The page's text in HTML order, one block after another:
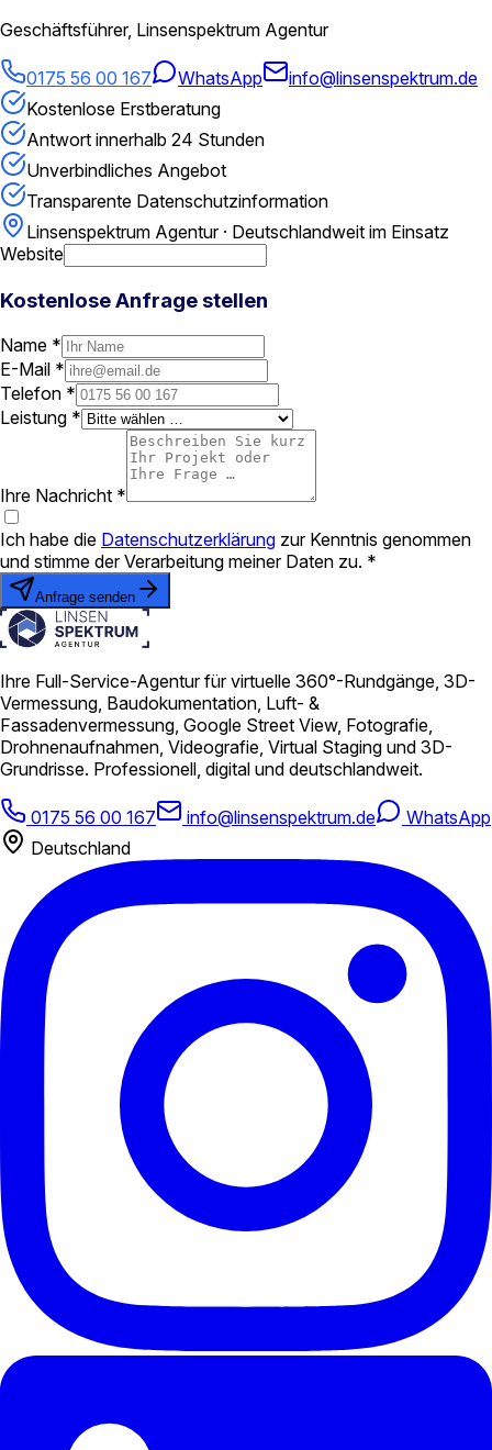
Geschäftsführer, Linsenspektrum Agentur
0175 56 00 167 WhatsApp
info@linsenspektrum.de
Kostenlose Erstberatung
Antwort innerhalb 24 Stunden
Unverbindliches Angebot
Transparente Datenschutzinformation
Linsenspektrum Agentur · Deutschlandweit im Einsatz
Website
Kostenlose Anfrage stellen
Name *
E-Mail *
Telefon *
Leistung *
Ihre Nachricht *
Ich habe die Datenschutzerklärung zur Kenntnis genommen
und stimme der Verarbeitung meiner Daten zu. *
Anfrage senden
Ihre Full-Service-Agentur für virtuelle 360°-Rundgänge, 3D-
Vermessung, Baudokumentation, Luft- &
Fassadenvermessung, Google Street View, Fotografie,
Drohnenaufnahmen, Videografie, Virtual Staging und 3D-
Grundrisse. Professionell, digital und deutschlandweit.
0175 56 00 167 info@linsenspektrum.de
WhatsApp
Deutschland